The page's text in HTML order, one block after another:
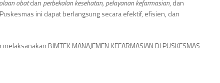
obatdan perbekalan kesehatan, pelayanan kefarmasian, dan
ini dapat berlangsung secara efektif, efisien, dan
BIMTEK MANAJEMEN KEFARMASIAN DI PUSKESMAS